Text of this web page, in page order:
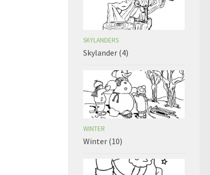
SKYLANDERS
Skylander (4)
WINTER
Winter (10)